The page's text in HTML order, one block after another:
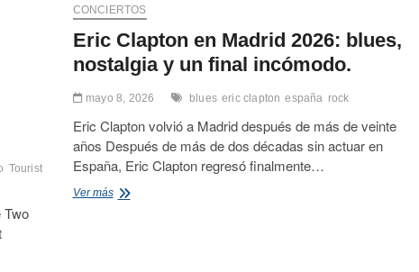
Tourist
Two
CONCIERTOS
Eric Clapton en Madrid 2026: blues,
nostalgia y un final incómodo.
mayo 8, 2026 blues eric clapton españa rock
Eric Clapton volvió a Madrid después de más de veinte
años Después de más de dos décadas sin actuar en
España, Eric Clapton regresó finalmente…
Ver másEric